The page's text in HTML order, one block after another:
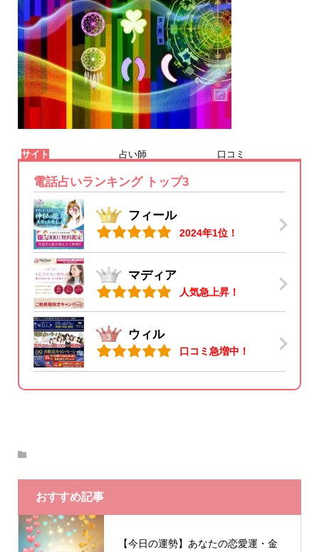
サイト 占い師 口コミ
電話占いランキング トップ3
フィール
2024年1位！
マディア
人気急上昇！
ウィル
口コミ急増中！
おすすめ記事
【今日の運勢】あなたの恋愛運・金